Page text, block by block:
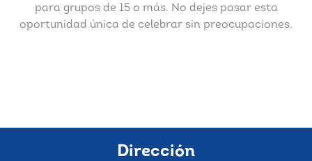
para grupos de 15 o más. No dejes pasar esta
oportunidad única de celebrar sin preocupaciones.
Dirección